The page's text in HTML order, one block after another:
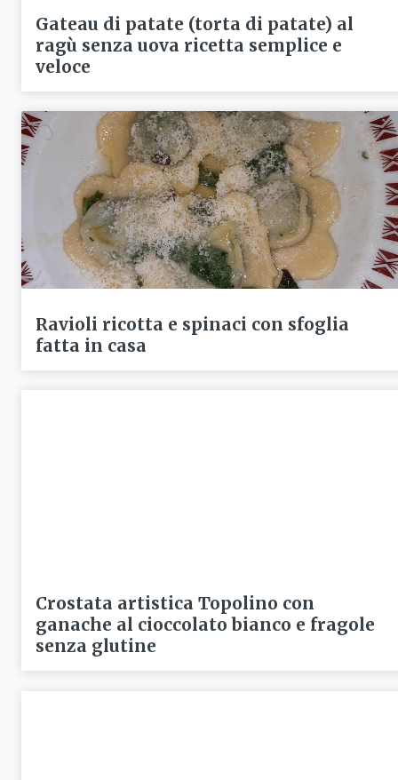
Gateau di patate (torta di patate) al
ragù senza uova ricetta semplice e
veloce
Ravioli ricotta e spinaci con sfoglia
fatta in casa
Crostata artistica Topolino con
ganache al cioccolato bianco e fragole
senza glutine